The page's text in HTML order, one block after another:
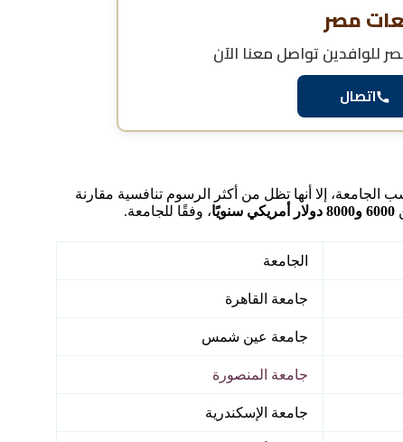
مصر
للوافدينتواصل معنا الآن
اتصال
إلا أنها تظل من أكثر الرسوم تنافسية مقارنة
6000 و8000 دولار أمريكي سنويًا ، وفقًا للجامعة.
الجامعة
جامعة القاهرة
جامعة عين شمس
جامعة المنصورة
جامعة الإسكندرية